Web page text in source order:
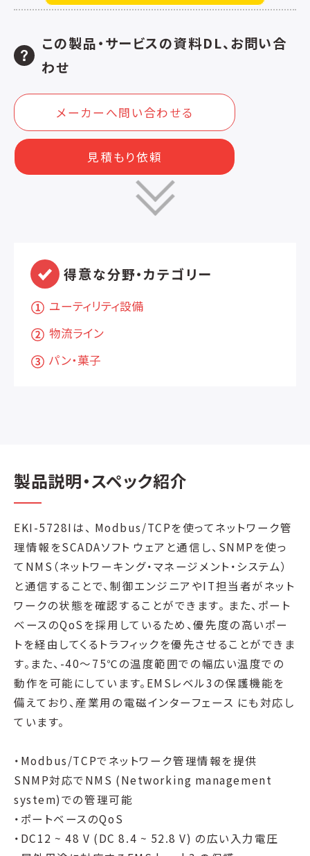
この製品・サービスの資料DL、お問い合
わせ
メーカーへ問い合わせる
見積もり依頼
得意な分野・カテゴリー
ユーティリティ設備
物流ライン
パン・菓子
製品説明・スペック紹介
EKI-5728Iは、 Modbus/TCPを使ってネットワーク管
理情報をSCADAソフト ウェアと通信し、SNMPを使っ
てNMS（ネットワーキング・マネージメント・システム）
と通信することで、制御エンジニアやIT担当者がネット
ワークの状態を確認することができます。 また、ポート
ベースのQoSを採用しているため、優先度の高いポー
トを経由してくるトラフィックを優先させることができま
す。また、-40～75℃の温度範囲での幅広い温度での
動作を可能にしています。EMSレベル3の保護機能を
備えており、産業用の電磁インターフェース にも対応し
ています。
・Modbus/TCPでネットワーク管理情報を提供
SNMP対応でNMS (Networking management
system)での管理可能
・ポートベースのQoS
・DC12 ~ 48 V (DC 8.4 ~ 52.8 V) の広い入力電圧